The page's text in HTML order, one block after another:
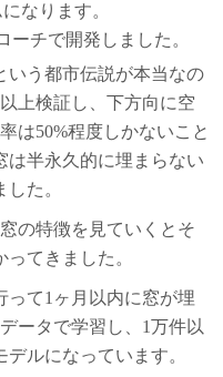
なります。
ーチで開発しました。
いう都市伝説が本当なの
上検証し、下方向に空
は50%程度しかないこと
は半永久的に埋まらない
た。
の特徴を見ていくとそ
てきました。
って1ヶ月以内に窓が埋
ータで学習し、1万件以
デルになっています。